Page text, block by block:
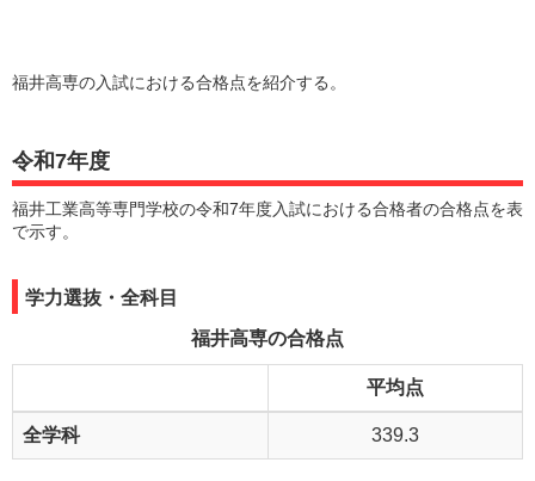
福井高専の入試における合格点を紹介する。
令和7年度
福井工業高等専門学校の令和7年度入試における合格者の合格点を表
で示す。
学力選抜・全科目
福井高専の合格点
平均点
全学科 339.3